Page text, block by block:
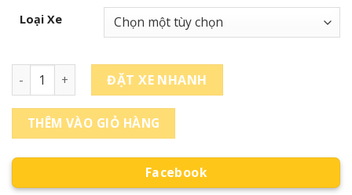
Loại Xe
Thuê Xe Từ Kiên Giang Đi Đồng Tháp số lượng
ĐẶT XE NHANH
THÊM VÀO GIỎ HÀNG
Facebook